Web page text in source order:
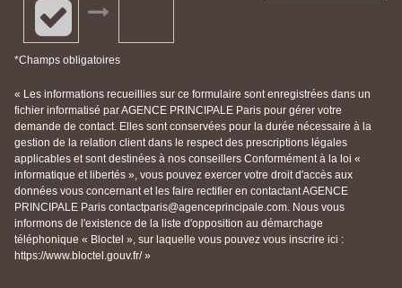
*Champs obligatoires
« Les informations recueillies sur ce formulaire sont enregistrées dans un
fichier informatisé par AGENCE PRINCIPALE Paris pour gérer votre
demande de contact. Elles sont conservées pour la durée nécessaire à la
gestion de la relation client dans le respect des prescriptions légales
applicables et sont destinées à nos conseillers Conformément à la loi «
informatique et libertés », vous pouvez exercer votre droit d'accès aux
données vous concernant et les faire rectifier en contactant AGENCE
PRINCIPALE Paris contactparis@agenceprincipale.com. Nous vous
informons de l'existence de la liste d'opposition au démarchage
téléphonique « Bloctel », sur laquelle vous pouvez vous inscrire ici :
https://www.bloctel.gouv.fr/ »